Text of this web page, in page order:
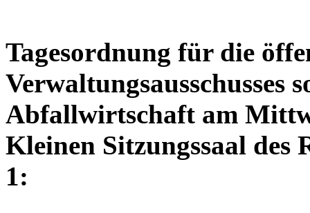
Tagesordnung für die
Verwaltungsausschusses
Abfallwirtschaft am
Kleinen Sitzungssaal des
1: